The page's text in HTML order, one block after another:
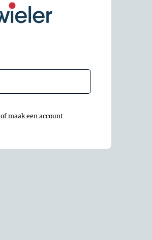
of maak een account